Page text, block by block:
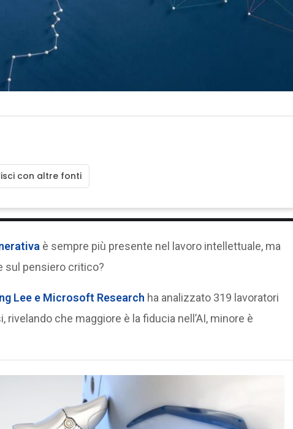
con altre fonti
è sempre più presente nel lavoro intellettuale, ma
sul pensiero critico?
Lee e Microsoft Research ha analizzato 319 lavoratori
che maggiore è la fiducia nell’AI, minore è